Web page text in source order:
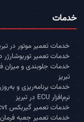
خدمات
خدمات تعمیر موتور در
خدمات تعمیر توربوشارژر
خدمات جلوبندی و میزان
تبریز
خدمات برنامه‌ریزی و
نرم‌افزار ECU در تبریز
خدمات تعمیر گیربکس cvt در تبریز
خدمات تعمیر جعبه